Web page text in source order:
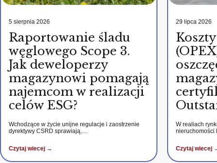
5 sierpnia 2026
Raportowanie śladu
węglowego Scope 3.
Jak deweloperzy
magazynowi pomagają
najemcom w realizacji
celów ESG?
Wchodzące w życie unijne regulacje i zaostrzenie
dyrektywy CSRD sprawiają,…
Czytaj wiecej →
29 lipca 2026
W realiach
Czytaj wiecej